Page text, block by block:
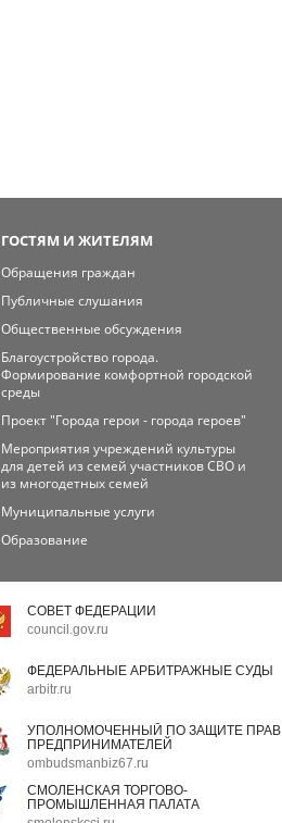
ГОСТЯМ И ЖИТЕЛЯМ
Обращения граждан
Публичные слушания
Общественные обсуждения
Благоустройство города.
Формирование комфортной городской
среды
Проект "Города герои - города героев"
Мероприятия учреждений культуры
для детей из семей участников СВО и
из многодетных семей
Муниципальные услуги
Образование
СОВЕТ ФЕДЕРАЦИИ
council.gov.ru
ФЕДЕРАЛЬНЫЕ АРБИТРАЖНЫЕ СУДЫ
arbitr.ru
УПОЛНОМОЧЕННЫЙ ПО ЗАЩИТЕ ПРАВ
ПРЕДПРИНИМАТЕЛЕЙ
ombudsmanbiz67.ru
СМОЛЕНСКАЯ ТОРГОВО-
ПРОМЫШЛЕННАЯ ПАЛАТА